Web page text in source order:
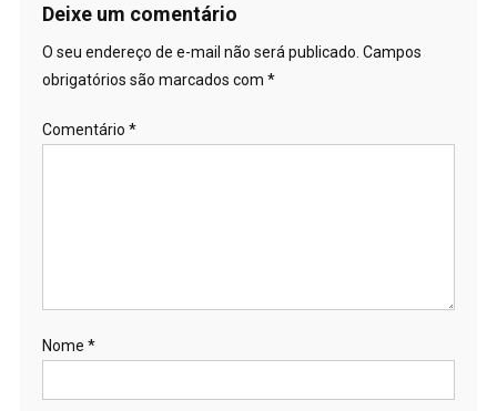
Deixe um comentário
O seu endereço de e-mail não será publicado. Campos
obrigatórios são marcados com *
Comentário *
Nome *